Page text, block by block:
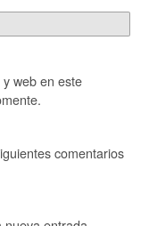
web en este
comentarios